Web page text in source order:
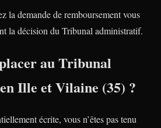
la demande de remboursement vous
la décision du Tribunal administratif.
au Tribunal
Ille et Vilaine (35) ?
écrite, vous n’êtes pas tenu